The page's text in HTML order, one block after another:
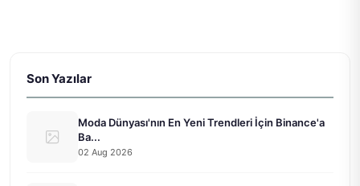
Son Yazılar
Moda Dünyası'nın En Yeni Trendleri İçin Binance'a
Ba...
02 Aug 2026